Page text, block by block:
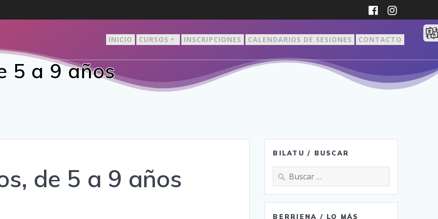
INICIO CURSOS INSCRIPCIONES CALENDARIOS DE SESIONES CONTACTO
5 a 9 años
de 5 a 9 años
BILATU / BUSCAR
Buscar:
BERRIENA / LO MÁS